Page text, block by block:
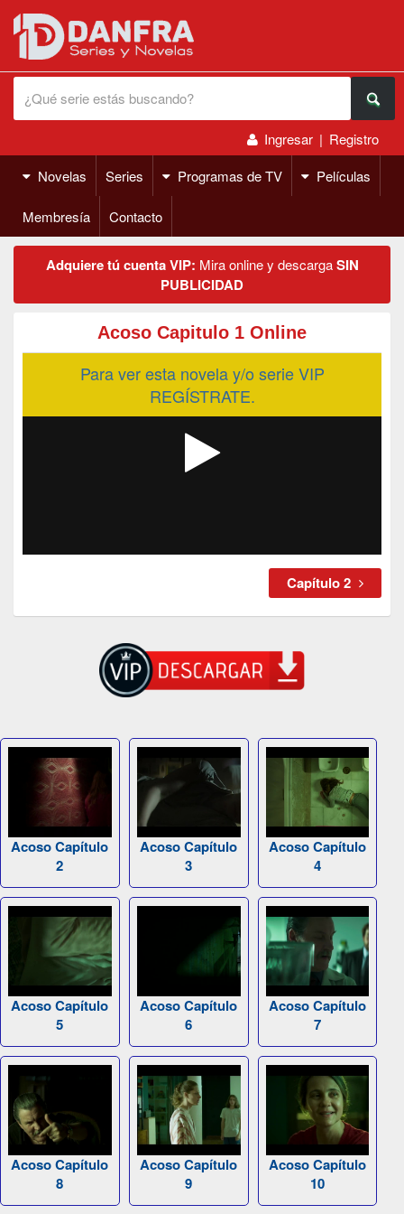
Ingresar | Registro
Novelas
Series Programas de TV Películas
Membresía Contacto
Adquiere tú cuenta VIP: Mira online y descargaSIN
PUBLICIDAD
Acoso Capitulo 1 Online
Para ver esta novela y/o serie VIP
REGÍSTRATE.
Capítulo 2
Acoso Capítulo
2
Acoso Capítulo
3
Acoso Capítulo
4
Acoso Capítulo
5
Acoso Capítulo
6
Acoso Capítulo
7
Acoso Capítulo
8
Acoso Capítulo
9
Acoso Capítulo
10